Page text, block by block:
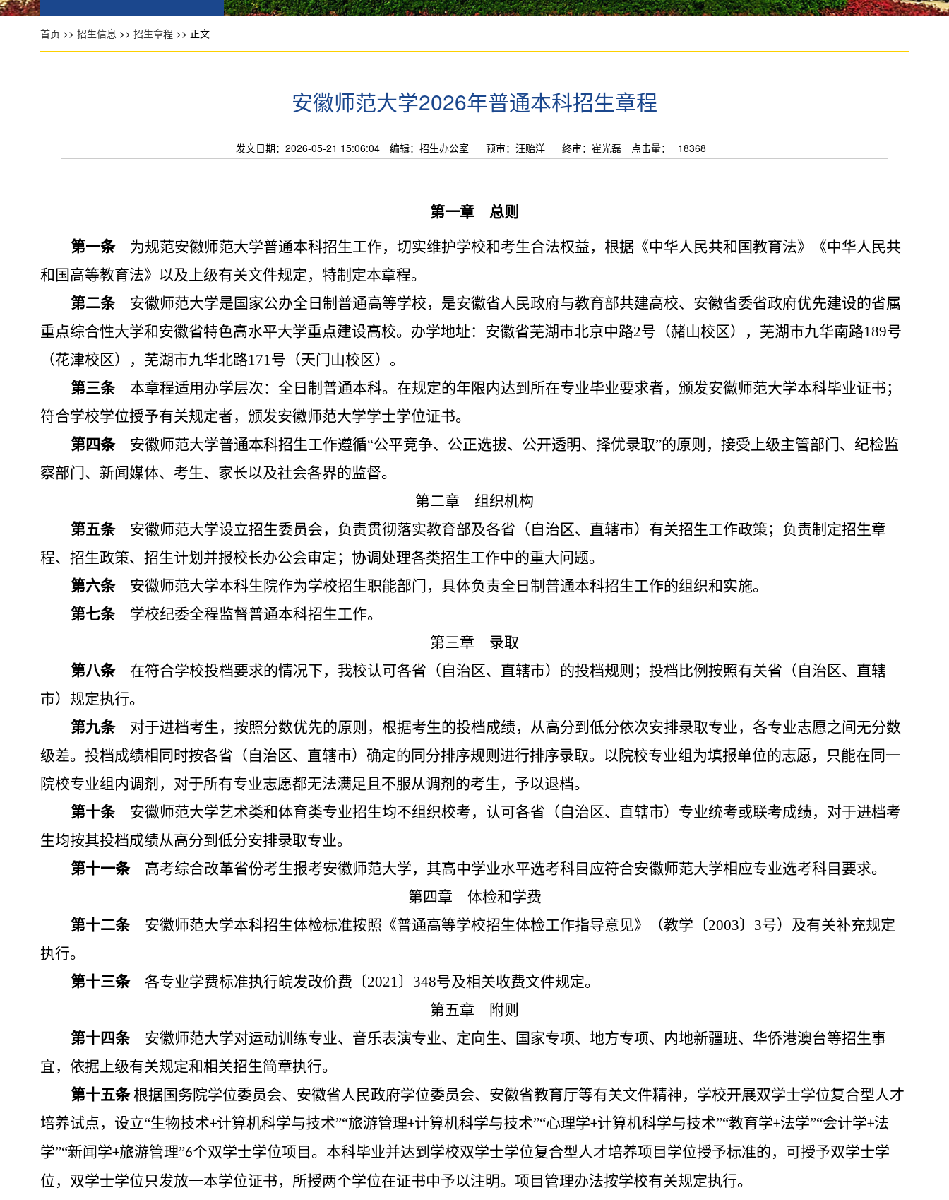
首页 >> 招生信息 >> 招生章程 >> 正文
安徽师范大学2026年普通本科招生章程
发文日期：2026-05-21 15:06:04 编辑：招生办公室 预审：汪贻洋 终审：崔光磊 点击量： 18368
第一章 总则
第一条 为规范安徽师范大学普通本科招生工作，切实维护学校和考生合法权益，根据《中华人民共和国教育法》《中华人民共
和国高等教育法》以及上级有关文件规定，特制定本章程。
第二条 安徽师范大学是国家公办全日制普通高等学校，是安徽省人民政府与教育部共建高校、安徽省委省政府优先建设的省属
重点综合性大学和安徽省特色高水平大学重点建设高校。办学地址：安徽省芜湖市北京中路2号（赭山校区），芜湖市九华南路189号
（花津校区），芜湖市九华北路171号（天门山校区）。
第三条 本章程适用办学层次：全日制普通本科。在规定的年限内达到所在专业毕业要求者，颁发安徽师范大学本科毕业证书；
符合学校学位授予有关规定者，颁发安徽师范大学学士学位证书。
第四条 安徽师范大学普通本科招生工作遵循“公平竞争、公正选拔、公开透明、择优录取”的原则，接受上级主管部门、纪检监
察部门、新闻媒体、考生、家长以及社会各界的监督。
第二章 组织机构
第五条 安徽师范大学设立招生委员会，负责贯彻落实教育部及各省（自治区、直辖市）有关招生工作政策；负责制定招生章
程、招生政策、招生计划并报校长办公会审定；协调处理各类招生工作中的重大问题。
第六条 安徽师范大学本科生院作为学校招生职能部门，具体负责全日制普通本科招生工作的组织和实施。
第七条 学校纪委全程监督普通本科招生工作。
第三章 录取
第八条 在符合学校投档要求的情况下，我校认可各省（自治区、直辖市）的投档规则；投档比例按照有关省（自治区、直辖
市）规定执行。
第九条 对于进档考生，按照分数优先的原则，根据考生的投档成绩，从高分到低分依次安排录取专业，各专业志愿之间无分数
级差。投档成绩相同时按各省（自治区、直辖市）确定的同分排序规则进行排序录取。 以院校专业组为填报单位的志愿，只能在同一
院校专业组内调剂，对于所有专业志愿都无法满足且不服从调剂的考生，予以退档。
第十条 安徽师范大学艺术类和体育类专业招生均不组织校考，认可各省（自治区、直辖市）专业统考或联考成绩，对于进档考
生均按其投档成绩从高分到低分安排录取专业。
第十一条 高考综合改革省份考生报考安徽师范大学，其高中学业水平选考科目应符合安徽师范大学相应专业选考科目要求。
第四章 体检和学费
第十二条 安徽师范大学本科招生体检标准按照《普通高等学校招生体检工作指导意见》（教学〔2003〕 3号）及有关补充规定
执行。
第十三条 各专业学费标准执行皖发改价费〔2021〕 348号及相关收费文件规定。
第五章 附则
第十四条 安徽师范大学对运动训练专业、音乐表演专业、定向生、国家专项、地方专项、内地新疆班、 华侨港澳台等招生事
宜，依据上级有关规定和相关招生简章执行。
第十五条 根据国务院学位委员会、安徽省人民政府学位委员会、安徽省教育厅等有关文件精神，学校开展双学士学位复合型人才
培养试点，设立“生物技术+计算机科学与技术”“旅游管理+计算机科学与技术”“心理学+计算机科学与技术”“教育学+法学”“会计学+法
学”“新闻学+旅游管理”6个双学士学位项目。本科毕业并达到学校双学士学位复合型人才培养项目学位授予标准的，可授予双学士学
位，双学士学位只发放一本学位证书，所授两个学位在证书中予以注明。项目管理办法按学校有关规定执行。